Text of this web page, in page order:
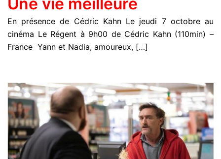
En présence de Cédric Kahn Le jeudi 7 octobre au
cinéma Le Régent à 9h00 de Cédric Kahn (110min) –
France Yann et Nadia, amoureux, […]